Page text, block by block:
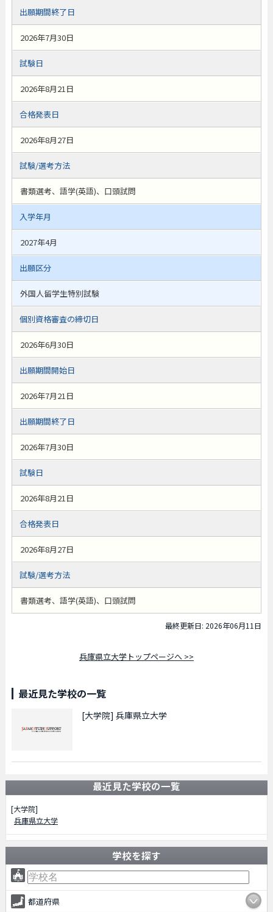
出願期間終了日
2026年7月30日
試験日
2026年8月21日
合格発表日
2026年8月27日
試験/選考方法
書類選考、語学(英語)、口頭試問
入学年月
2027年4月
出願区分
外国人留学生特別試験
個別資格審査の締切日
2026年6月30日
出願期間開始日
2026年7月21日
出願期間終了日
2026年7月30日
試験日
2026年8月21日
合格発表日
2026年8月27日
試験/選考方法
書類選考、語学(英語)、口頭試問
最終更新日: 2026年06月11日
兵庫県立大学トップページへ >>
最近見た学校の一覧
[大学院] 兵庫県立大学
最近見た学校の一覧
[大学院]
兵庫県立大学
学校を探す
都道府県